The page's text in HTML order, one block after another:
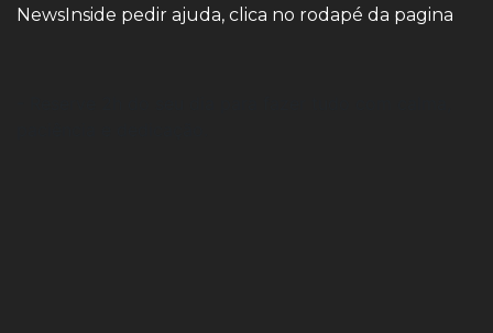
NewsInside pedir ajuda, clica no rodapé da pagina